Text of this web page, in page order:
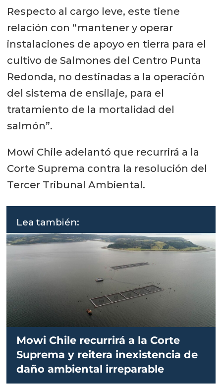
Respecto al cargo leve, este tiene
relación con “mantener y operar
instalaciones de apoyo en tierra para el
cultivo de Salmones del Centro Punta
Redonda, no destinadas a la operación
del sistema de ensilaje, para el
tratamiento de la mortalidad del
salmón”.
Mowi Chile adelantó que recurrirá a la
Corte Suprema contra la resolución del
Tercer Tribunal Ambiental.
Lea también:
Mowi Chile recurrirá a la Corte
Suprema y reitera inexistencia de
daño ambiental irreparable